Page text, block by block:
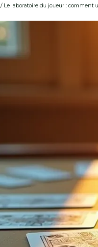
/ Le laboratoire du joueur : comment